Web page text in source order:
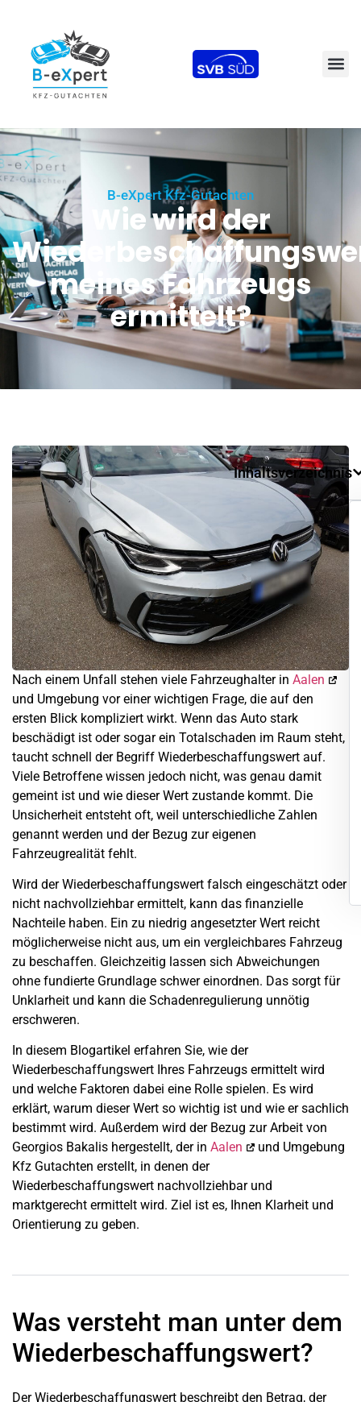
B-eXpert Kfz-Gutachten
Wie wird der
meines Fahrzeugs
ermittelt?
Nach einem Unfall stehen viele Fahrzeughalter in Aalen
und Umgebung vor einer wichtigen Frage, die auf den
ersten Blick kompliziert wirkt. Wenn das Auto stark
beschädigt ist oder sogar ein Totalschaden im Raum steht,
taucht schnell der Begriff Wiederbeschaffungswert auf.
Viele Betroffene wissen jedoch nicht, was genau damit
gemeint ist und wie dieser Wert zustande kommt. Die
Unsicherheit entsteht oft, weil unterschiedliche Zahlen
genannt werden und der Bezug zur eigenen
Fahrzeugrealität fehlt.
Wird der Wiederbeschaffungswert falsch eingeschätzt oder
nicht nachvollziehbar ermittelt, kann das finanzielle
Nachteile haben. Ein zu niedrig angesetzter Wert reicht
möglicherweise nicht aus, um ein vergleichbares Fahrzeug
zu beschaffen. Gleichzeitig lassen sich Abweichungen
ohne fundierte Grundlage schwer einordnen. Das sorgt für
Unklarheit und kann die Schadenregulierung unnötig
erschweren.
In diesem Blogartikel erfahren Sie, wie der
Wiederbeschaffungswert Ihres Fahrzeugs ermittelt wird
und welche Faktoren dabei eine Rolle spielen. Es wird
erklärt, warum dieser Wert so wichtig ist und wie er sachlich
bestimmt wird. Außerdem wird der Bezug zur Arbeit von
Georgios Bakalis hergestellt, der in Aalen
und Umgebung
Kfz Gutachten erstellt, in denen der
Wiederbeschaffungswert nachvollziehbar und
marktgerecht ermittelt wird. Ziel ist es, Ihnen Klarheit und
Orientierung zu geben.
Was versteht man unter dem
Wiederbeschaffungswert?
Der Wiederbeschaffungswert beschreibt den Betrag, der
Inhaltsverzeichnis